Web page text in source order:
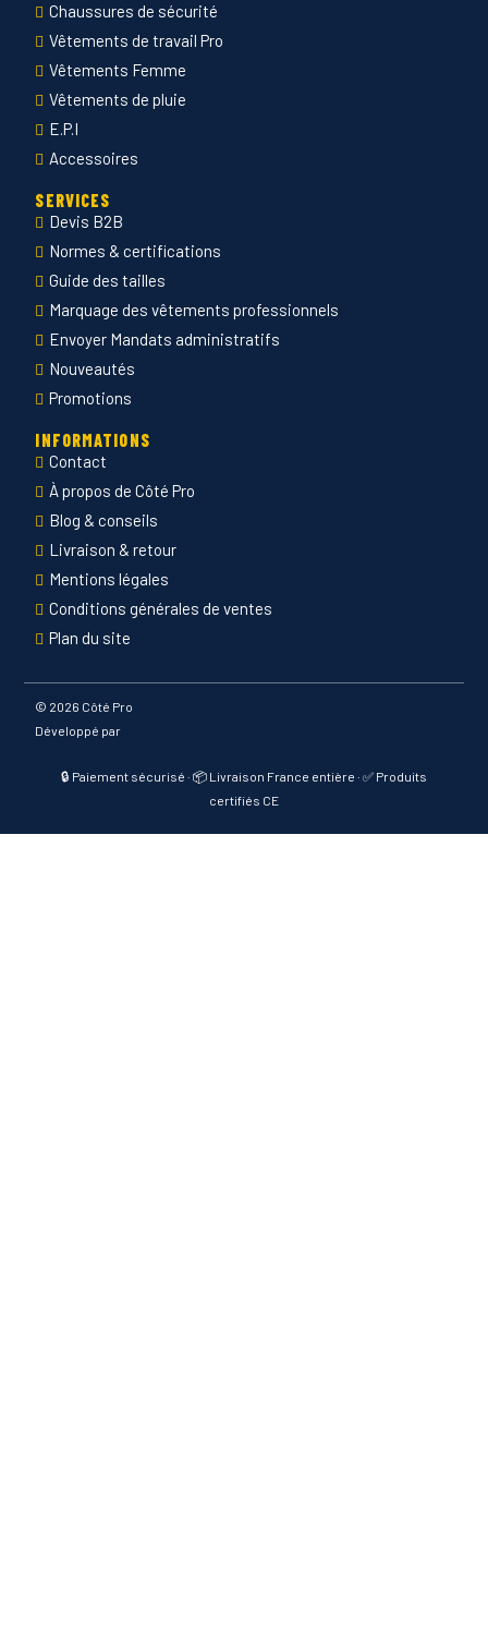
Chaussures de sécurité
Vêtements de travail Pro
Vêtements Femme
Vêtements de pluie
E.P.I
Accessoires
SERVICES
Devis B2B
Normes & certifications
Guide des tailles
Marquage des vêtements professionnels
Envoyer Mandats administratifs
Nouveautés
Promotions
INFORMATIONS
Contact
À propos de Côté Pro
Blog & conseils
Livraison & retour
Mentions légales
Conditions générales de ventes
Plan du site
© 2026 Côté Pro
Développé par
🔒 Paiement sécurisé · 📦 Livraison France entière · ✅ Produits
certifiés CE